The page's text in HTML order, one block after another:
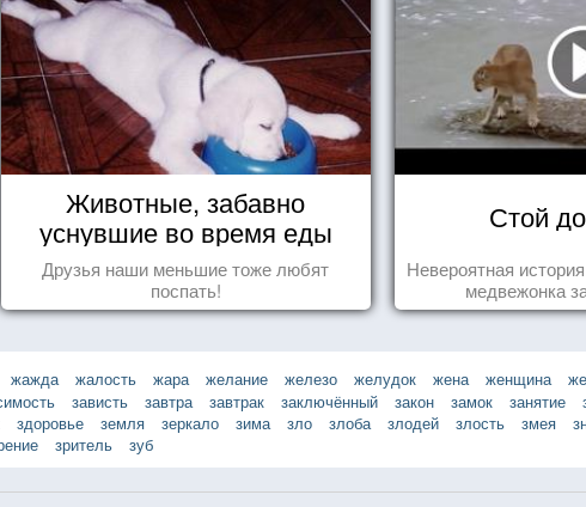
Животные, забавно
уснувшие во время еды
Друзья наши меньшие тоже любят
поспать!
Стой
Невероятная
медвежонка
жажда жалость жара желание железо желудок жена женщина
зависть завтра завтрак заключённый закон замок занятие
здоровье земля зеркало зима зло злоба злодей злость змея
зритель зуб